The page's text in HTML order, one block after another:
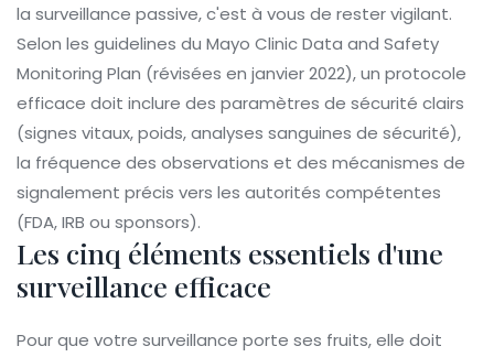
la surveillance passive, c'est à vous de rester vigilant.
Selon les guidelines du Mayo Clinic Data and Safety
Monitoring Plan (révisées en janvier 2022), un protocole
efficace doit inclure des paramètres de sécurité clairs
(signes vitaux, poids, analyses sanguines de sécurité),
la fréquence des observations et des mécanismes de
signalement précis vers les autorités compétentes
(FDA, IRB ou sponsors).
Les cinq éléments essentiels d'une
surveillance efficace
Pour que votre surveillance porte ses fruits, elle doit